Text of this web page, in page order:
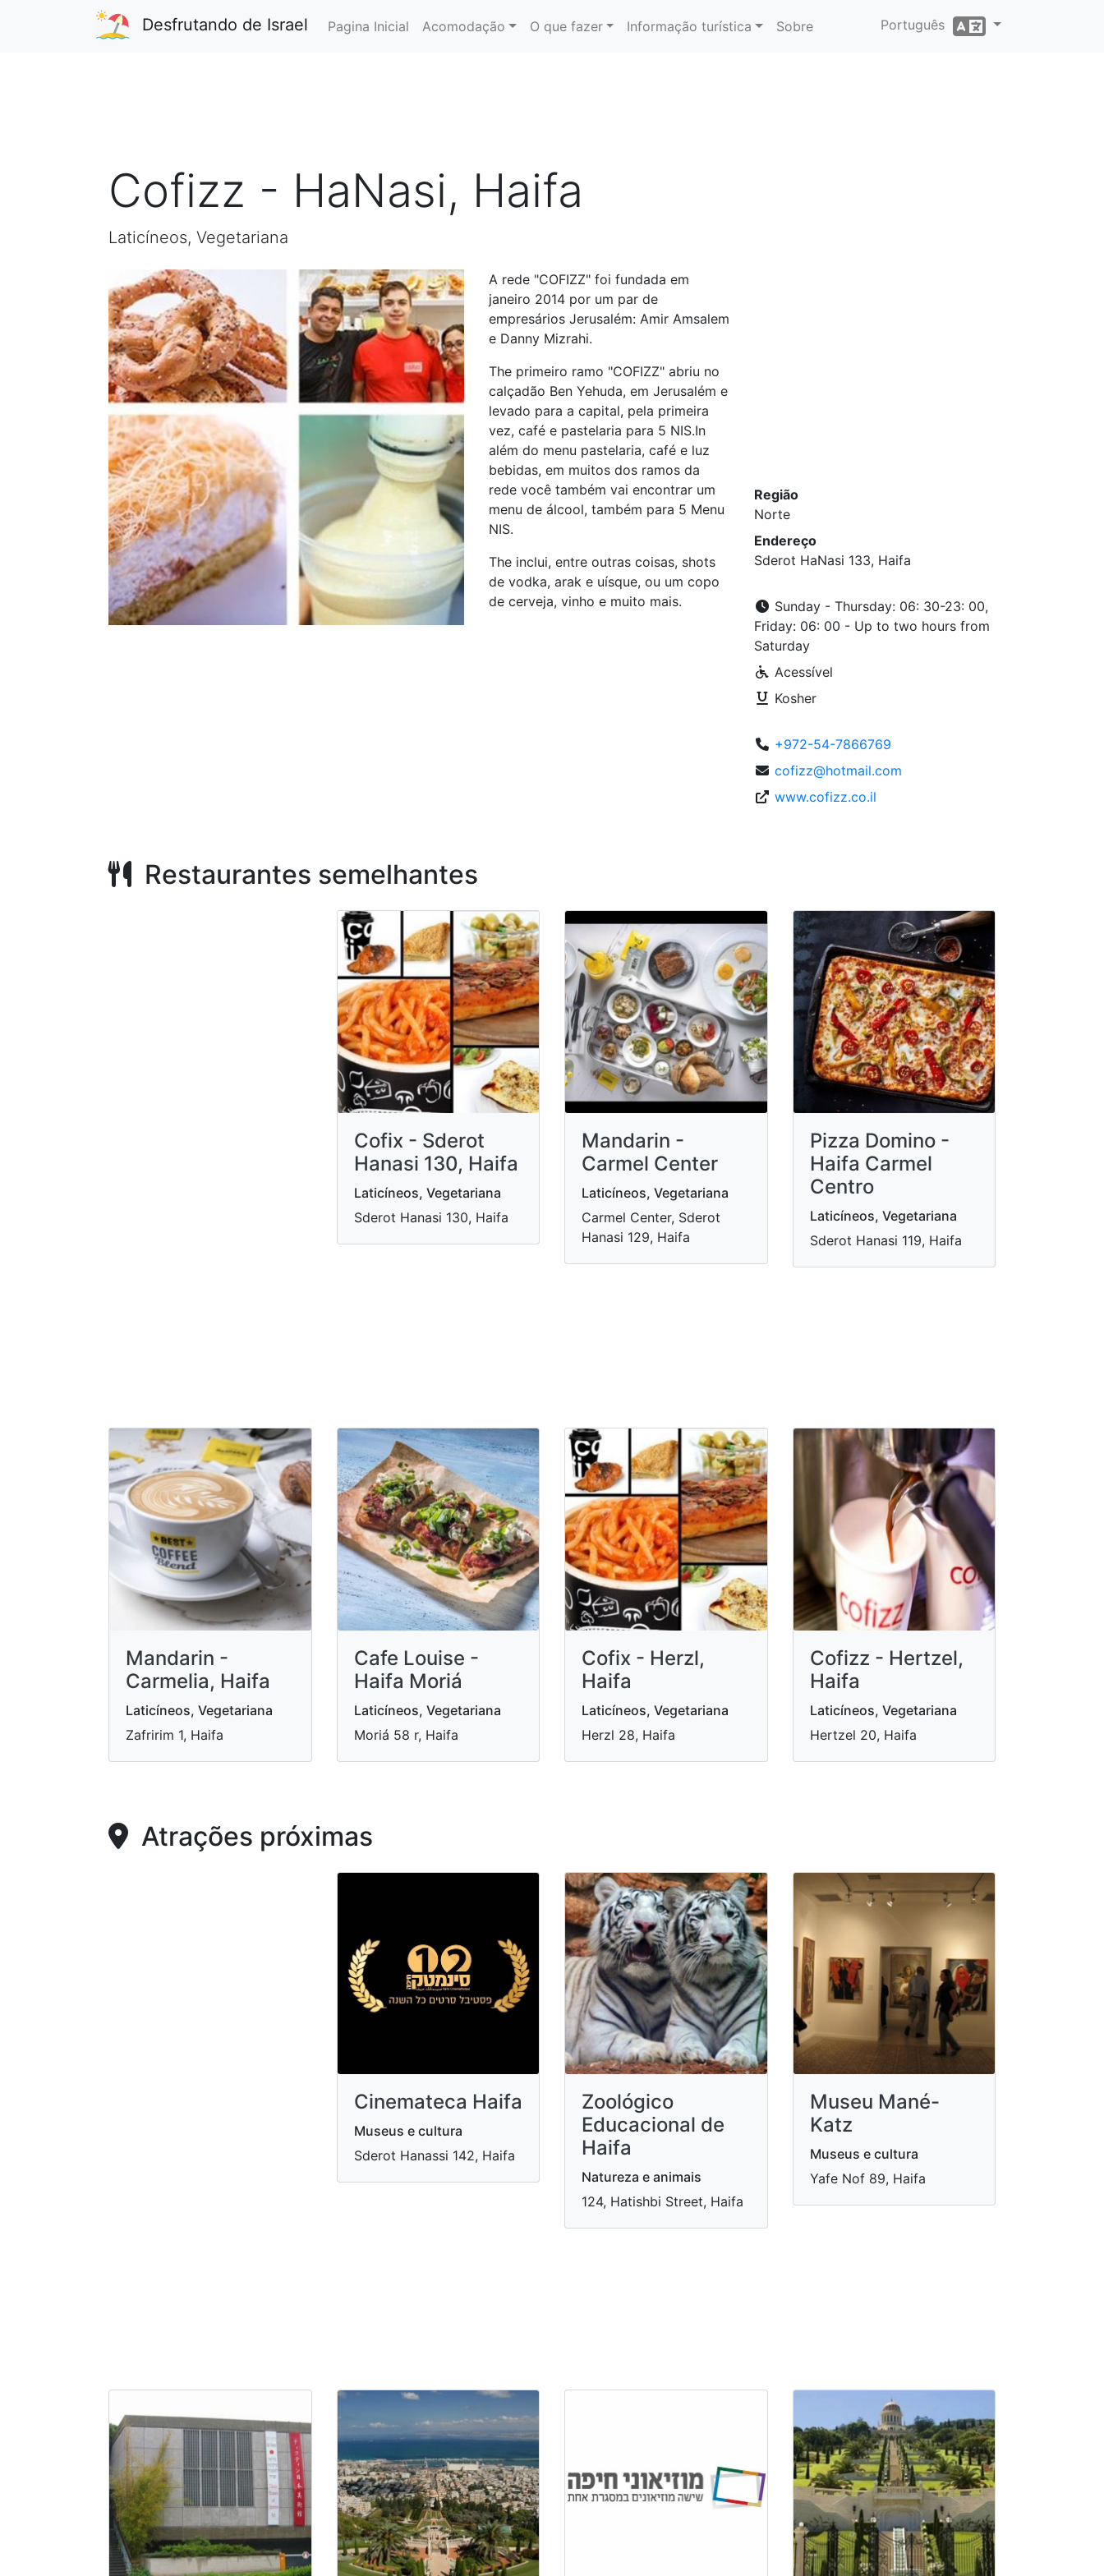
Desfrutando de Israel Pagina Inicial Acomodação O que fazer Informação turística Sobre Português
Cofizz - HaNasi, Haifa
Laticíneos, Vegetariana
A rede "COFIZZ" foi fundada em
janeiro 2014 por um par de
empresários Jerusalém: Amir Amsalem
e Danny Mizrahi.
The primeiro ramo "COFIZZ" abriu no
calçadão Ben Yehuda, em Jerusalém e
levado para a capital, pela primeira
vez, café e pastelaria para 5 NIS.In
além do menu pastelaria, café e luz
bebidas, em muitos dos ramos da
rede você também vai encontrar um
menu de álcool, também para 5 Menu
NIS.
The inclui, entre outras coisas, shots
de vodka, arak e uísque, ou um copo
de cerveja, vinho e muito mais.
Região
Norte
Endereço
Sderot HaNasi 133, Haifa
Sunday - Thursday: 06: 30-23: 00,
Friday: 06: 00 - Up to two hours from
Saturday
Acessível
Kosher
+972-54-7866769
cofizz@hotmail.com
www.cofizz.co.il
Restaurantes semelhantes
Cofix - Sderot
Hanasi 130, Haifa
Laticíneos, Vegetariana
Sderot Hanasi 130, Haifa
Mandarin -
Carmel Center
Laticíneos, Vegetariana
Carmel Center, Sderot
Hanasi 129, Haifa
Pizza Domino -
Haifa Carmel
Centro
Laticíneos, Vegetariana
Sderot Hanasi 119, Haifa
Mandarin -
Carmelia, Haifa
Laticíneos, Vegetariana
Zafririm 1, Haifa
Cafe Louise -
Haifa Moriá
Laticíneos, Vegetariana
Moriá 58 r, Haifa
Cofix - Herzl,
Haifa
Laticíneos, Vegetariana
Herzl 28, Haifa
Cofizz - Hertzel,
Haifa
Laticíneos, Vegetariana
Hertzel 20, Haifa
Atrações próximas
Cinemateca Haifa
Museus e cultura
Sderot Hanassi 142, Haifa
Zoológico
Educacional de
Haifa
Natureza e animais
124, Hatishbi Street, Haifa
Museu Mané-
Katz
Museus e cultura
Yafe Nof 89, Haifa